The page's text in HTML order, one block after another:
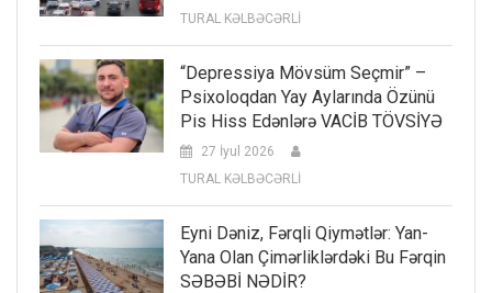
TURAL KƏLBƏCƏRLİ
“Depressiya Mövsüm Seçmir” –
Psixoloqdan Yay Aylarında Özünü
Pis Hiss Edənlərə VACİB TÖVSİYƏ
27 İyul 2026
TURAL KƏLBƏCƏRLİ
Eyni Dəniz, Fərqli Qiymətlər: Yan-
Yana Olan Çimərliklərdəki Bu Fərqin
SƏBƏBİ NƏDİR?